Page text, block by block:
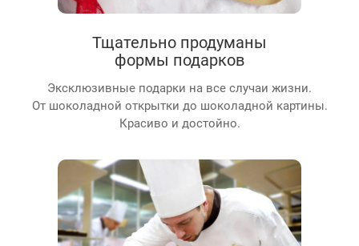
Тщательно продуманы
формы подарков
Эксклюзивные подарки на все случаи жизни.
От шоколадной открытки до шоколадной картины.
Красиво и достойно.